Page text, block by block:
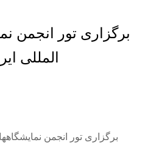
برگزاری تور انجمن
المللی
برگزاری تور انجمن